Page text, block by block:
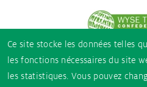
Ce site stocke les données telles
les fonctions nécessaires du site
les statistiques. Vous pouvez